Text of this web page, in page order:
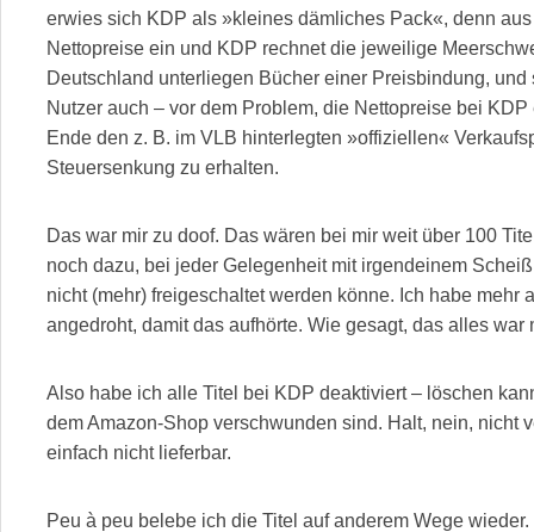
erwies sich KDP als »kleines dämliches Pack«, denn
Nettopreise ein und KDP rechnet die jeweilige
Deutschland unterliegen Bücher einer Preisbindung,
Nutzer auch – vor dem Problem, die Nettopreise bei
Ende den z. B. im VLB hinterlegten »offiziellen«
Steuersenkung zu erhalten.
Das war mir zu doof. Das wären bei mir weit über 100
noch dazu, bei jeder Gelegenheit mit irgendeinem
nicht (mehr) freigeschaltet werden könne. Ich habe mehr
angedroht, damit das aufhörte. Wie gesagt, das alles war
Also habe ich alle Titel bei KDP deaktiviert – löschen
dem Amazon-Shop verschwunden sind. Halt, nein, nicht
einfach nicht lieferbar.
Peu à peu belebe ich die Titel auf anderem Wege